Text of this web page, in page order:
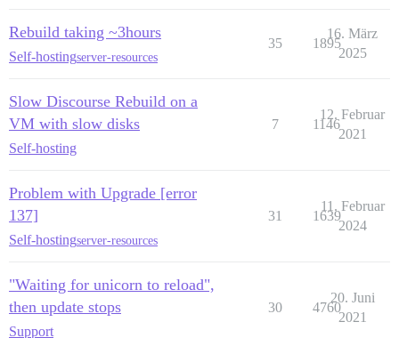
Rebuild taking ~3hours
Self-hostingserver-resources
35 1895
16. März
2025
Slow Discourse Rebuild on a
VM with slow disks
Self-hosting
7 1146
12. Februar
2021
Problem with Upgrade [error
137]
Self-hostingserver-resources
31 1639
11. Februar
2024
"Waiting for unicorn to reload",
then update stops
Support
30 4760
20. Juni
2021